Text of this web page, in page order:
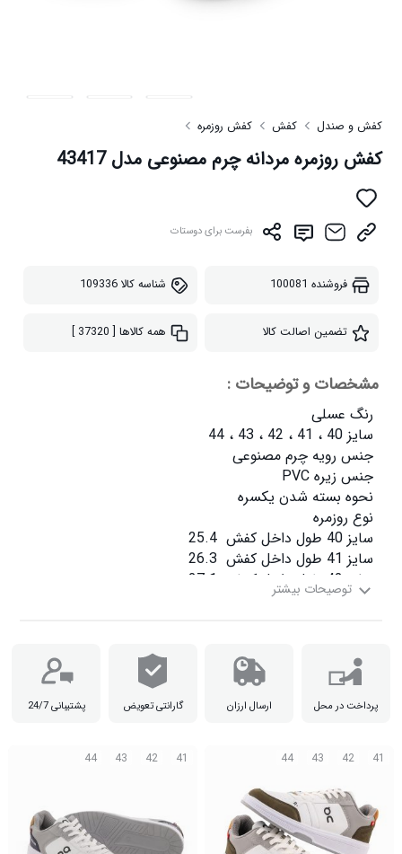
کفش و صندل کفش کفش روزمره
کفش روزمره مردانه چرم مصنوعی مدل 43417
بفرست برای دوستات
فروشنده 100081 شناسه کالا109336
تضمین اصالت کالا همه کالاها [ 37320 ]
مشخصات و توضیحات :
پرداخت در محل ارسال ارزان گارانتی تعویض پشتیبانی 24/7
41
42
43
44 41
42
43
44